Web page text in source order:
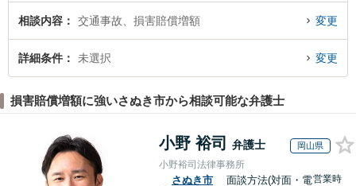
談無料で交通事故の損害賠償増額を法律相談できるさぬき市内の弁護士に相談
予約したい』などでお困りの相談者さんにおすすめです。
相談内容 交通事故、損害賠償増額 変更
詳細条件 未選択 変更
損害賠償増額に強いさぬき市から相談可能な弁護士
小野 裕司 弁護士 岡山県
小野裕司法律事務所
さぬき市
面談方法(対面・電営業時